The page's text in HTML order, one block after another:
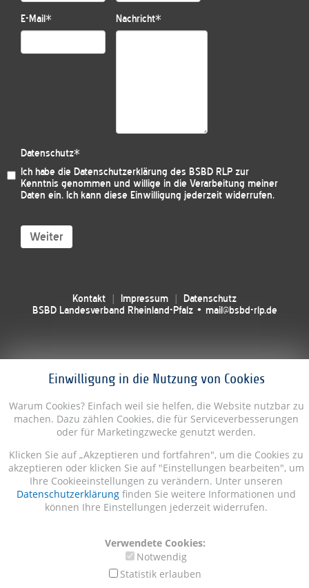
Einwilligung in die Nutzung von Cookies
Warum Cookies? Einfach weil sie helfen, die Website nutzbar zu
machen. Dazu zählen Cookies, die für Serviceverbesserungen
oder für Marketingzwecke genutzt werden.
Klicken Sie auf „Akzeptieren und fortfahren", um die Cookies zu
akzeptieren oder klicken Sie auf "Einstellungen bearbeiten", um
Ihre Cookieeinstellungen zu verändern. Unter unseren
Datenschutzerklärung finden Sie weitere Informationen und
können Ihre Einstellungen jederzeit widerrufen.
Verwendete Cookies:
Notwendig
Statistik erlauben
E-Mail* Nachricht*
Datenschutz*
Ich habe die Datenschutzerklärung des BSBD RLP zur
Kenntnis genommen und willige in die Verarbeitung meiner
Daten ein. Ich kann diese Einwilligung jederzeit widerrufen.
Weiter
Kontakt Impressum
Datenschutz
BSBD Landesverband Rheinland-Pfalz • mail@bsbd-rlp.de